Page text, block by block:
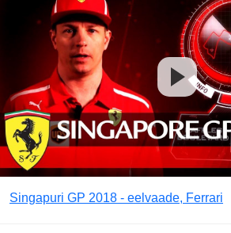
Singapuri GP 2018 - eelvaade, Ferrari